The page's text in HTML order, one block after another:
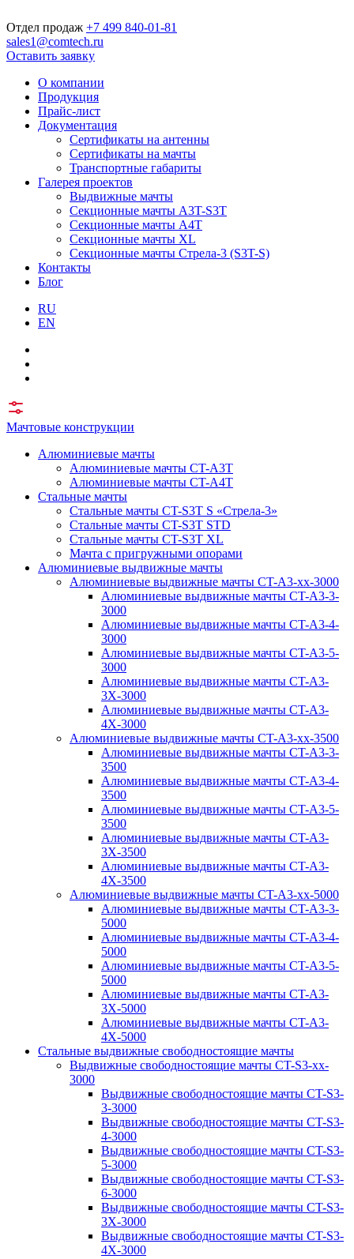
Отдел продаж +7 499 840-01-81
sales1@comtech.ru
Оставить заявку
О компании
Продукция
Прайс-лист
Документация
Сертификаты на антенны
Сертификаты на мачты
Транспортные габариты
Галерея проектов
Выдвижные мачты
Секционные мачты A3T-S3T
Секционные мачты A4T
Секционные мачты XL
Секционные мачты Стрела-3 (S3T-S)
Контакты
Блог
RU
EN
Мачтовые конструкции
Алюминиевые мачты
Алюминиевые мачты CT-A3T
Алюминиевые мачты CT-A4T
Стальные мачты
Стальные мачты CT-S3T S «Стрела-3»
Стальные мачты CT-S3T STD
Стальные мачты CT-S3T XL
Мачта с пригружными опорами
Алюминиевые выдвижные мачты
Алюминиевые выдвижные мачты CT-A3-xx-3000
Алюминиевые выдвижные мачты CT-A3-3-
3000
Алюминиевые выдвижные мачты CT-A3-4-
3000
Алюминиевые выдвижные мачты CT-A3-5-
3000
Алюминиевые выдвижные мачты CT-A3-
3X-3000
Алюминиевые выдвижные мачты CT-A3-
4X-3000
Алюминиевые выдвижные мачты CT-A3-xx-3500
Алюминиевые выдвижные мачты CT-A3-3-
3500
Алюминиевые выдвижные мачты CT-A3-4-
3500
Алюминиевые выдвижные мачты CT-A3-5-
3500
Алюминиевые выдвижные мачты CT-A3-
3X-3500
Алюминиевые выдвижные мачты CT-A3-
4X-3500
Алюминиевые выдвижные мачты CT-A3-xx-5000
Алюминиевые выдвижные мачты CT-A3-3-
5000
Алюминиевые выдвижные мачты CT-A3-4-
5000
Алюминиевые выдвижные мачты CT-A3-5-
5000
Алюминиевые выдвижные мачты CT-A3-
3X-5000
Алюминиевые выдвижные мачты CT-A3-
4X-5000
Стальные выдвижные свободностоящие мачты
Выдвижные свободностоящие мачты CT-S3-xx-
3000
Выдвижные свободностоящие мачты CT-S3-
3-3000
Выдвижные свободностоящие мачты CT-S3-
4-3000
Выдвижные свободностоящие мачты CT-S3-
5-3000
Выдвижные свободностоящие мачты CT-S3-
6-3000
Выдвижные свободностоящие мачты CT-S3-
3X-3000
Выдвижные свободностоящие мачты CT-S3-
4X-3000